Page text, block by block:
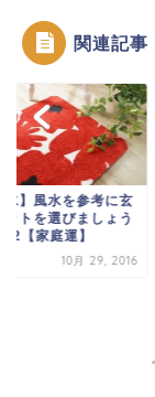
関連記事
水】風水を参考に玄
ットを選びましょう
2【家庭運】
10月 29, 2016